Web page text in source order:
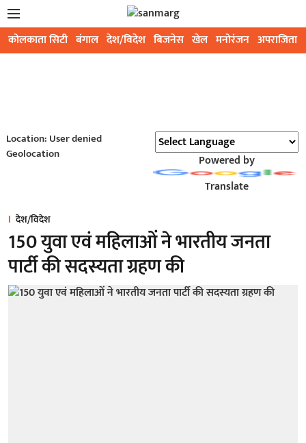
कोलकाता सिटी बंगाल देश/विदेश बिजनेस खेल मनोरंजन अपराजिता
Location: User denied
Geolocation
Powered by
Translate
देश/विदेश
150 युवा एवं महिलाओं ने भारतीय जनता
पार्टी की सदस्यता ग्रहण की